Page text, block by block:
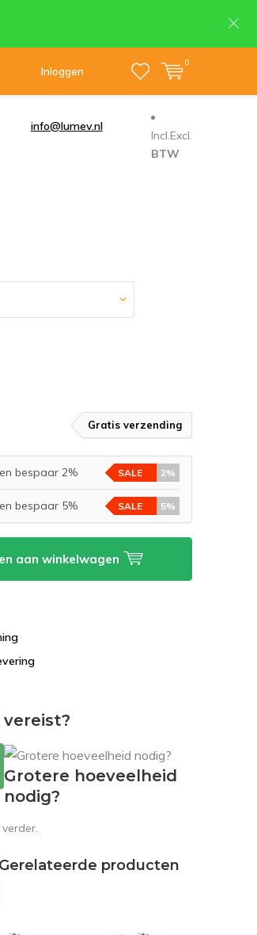
Inloggen
0
info@lumev.nl
Incl. Excl.
BTW
Gratis verzending
bespaar 2% SALE 2%
bespaar 5% SALE 5%
aan winkelwagen
Grotere hoeveelheid
nodig?
Gerelateerde producten